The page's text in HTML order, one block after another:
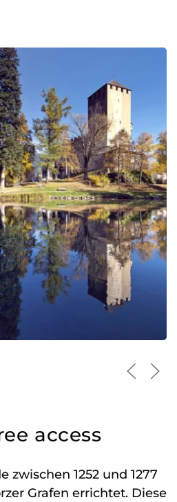
access
zwischen 1252 und 1277
Grafen errichtet. Diese